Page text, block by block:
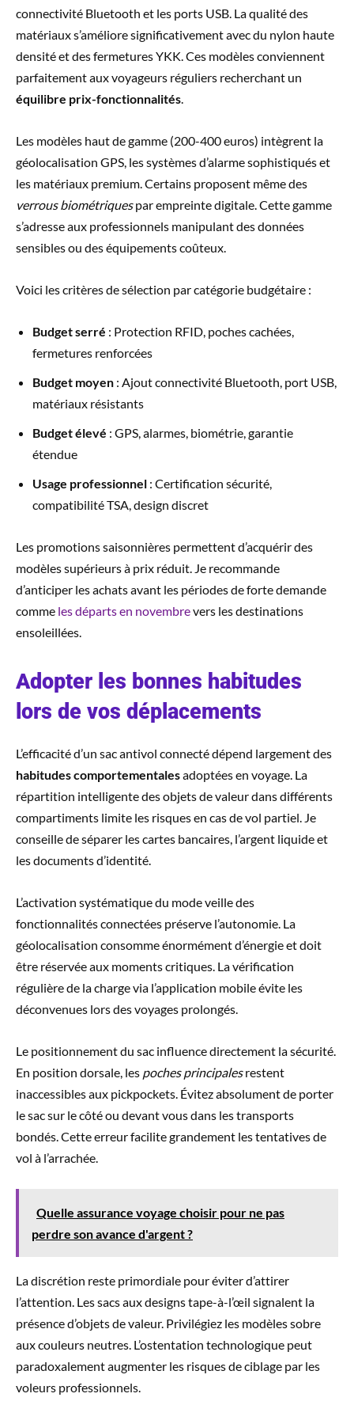
connectivité Bluetooth et les ports USB. La qualité des
matériaux s’améliore significativement avec du nylon haute
densité et des fermetures YKK. Ces modèles conviennent
parfaitement aux voyageurs réguliers recherchant un
équilibre prix-fonctionnalités.
Les modèles haut de gamme (200-400 euros) intègrent la
géolocalisation GPS, les systèmes d’alarme sophistiqués et
les matériaux premium. Certains proposent même des
verrous biométriquespar empreinte digitale. Cette gamme
s’adresse aux professionnels manipulant des données
sensibles ou des équipements coûteux.
Voici les critères de sélection par catégorie budgétaire :
Budget serré : Protection RFID, poches cachées,
fermetures renforcées
Budget moyen : Ajout connectivité Bluetooth, port USB,
matériaux résistants
Budget élevé : GPS, alarmes, biométrie, garantie
étendue
Usage professionnel : Certification sécurité,
compatibilité TSA, design discret
Les promotions saisonnières permettent d’acquérir des
modèles supérieurs à prix réduit. Je recommande
d’anticiper les achats avant les périodes de forte demande
comme les départs en novembrevers les destinations
ensoleillées.
Adopter les bonnes habitudes
lors de vos déplacements
L’efficacité d’un sac antivol connecté dépend largement des
habitudes comportementalesadoptées en voyage. La
répartition intelligente des objets de valeur dans différents
compartiments limite les risques en cas de vol partiel. Je
conseille de séparer les cartes bancaires, l’argent liquide et
les documents d’identité.
L’activation systématique du mode veille des
fonctionnalités connectées préserve l’autonomie. La
géolocalisation consomme énormément d’énergie et doit
être réservée aux moments critiques. La vérification
régulière de la charge via l’application mobile évite les
déconvenues lors des voyages prolongés.
Le positionnement du sac influence directement la sécurité.
En position dorsale, les poches principalesrestent
inaccessibles aux pickpockets. Évitez absolument de porter
le sac sur le côté ou devant vous dans les transports
bondés. Cette erreur facilite grandement les tentatives de
vol à l’arrachée.
Quelle assurance voyage choisir pour ne pas
perdre son avance d'argent ?
La discrétion reste primordiale pour éviter d’attirer
l’attention. Les sacs aux designs tape-à-l’œil signalent la
présence d’objets de valeur. Privilégiez les modèles sobre
aux couleurs neutres. L’ostentation technologique peut
paradoxalement augmenter les risques de ciblage par les
voleurs professionnels.